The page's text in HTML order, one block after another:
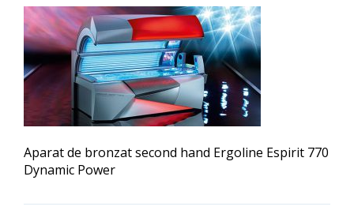
Aparat de bronzat second hand Ergoline Espirit 770
Dynamic Power